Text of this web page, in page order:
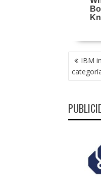
DE IBM